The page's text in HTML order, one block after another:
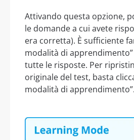
Attivando questa opzione,
le domande a cui avete
era corretta). È sufficiente
modalità di
tutte le risposte. Per
originale del test, basta
modalità di apprendimento”.